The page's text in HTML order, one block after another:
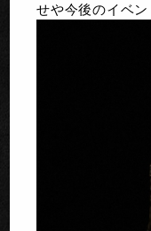
せや今後のイベン